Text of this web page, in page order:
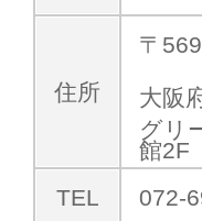
住所
〒
大阪
グリ
館2F
TEL
072-